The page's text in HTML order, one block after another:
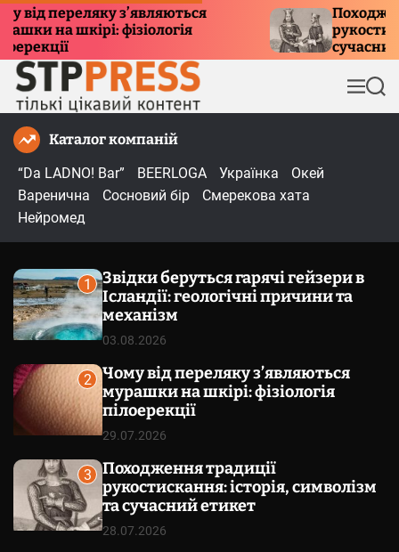
переляку з’являються
на шкірі: фізіологія
Походження
сучасний
М
е
П
о
Каталог компаній
“Da LADNO! Bar”
BEERLOGA Українка
Окей
Варенична
Сосновий бір
Смерекова хата
Нейромед
1
Звідки беруться гарячі гейзери в
Ісландії: геологічні причини та
механізм
03.08.2026
2
Чому від переляку з’являються
мурашки на шкірі: фізіологія
пілоерекції
29.07.2026
3
Походження традиції
рукостискання: історія, символізм
та сучасний етикет
28.07.2026